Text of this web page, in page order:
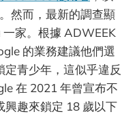
然而，最新的調查顯
家。根據 ADWEEK
的業務建議他們選
青少年，這似乎違反
在 2021 年曾宣布不
興趣來鎖定 18 歲以下